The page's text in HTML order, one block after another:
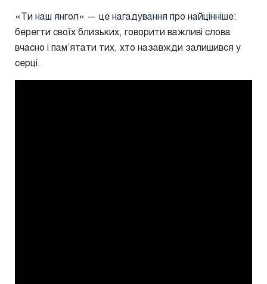
«Ти наш янгол» — це нагадування про найцінніше:
берегти своїх близьких, говорити важливі слова
вчасно і пам’ятати тих, хто назавжди залишився у
серці.